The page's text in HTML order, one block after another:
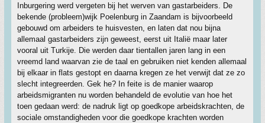
Inburgering werd vergeten bij het werven van gastarbeiders. De
bekende (probleem)wijk Poelenburg in Zaandam is bijvoorbeeld
gebouwd om arbeiders te huisvesten, en laten dat nou bijna
allemaal gastarbeiders zijn geweest, eerst uit Italië maar later
vooral uit Turkije. Die werden daar tientallen jaren lang in een
vreemd land waarvan zie de taal en gebruiken niet kenden allemaal
bij elkaar in flats gestopt en daarna kregen ze het verwijt dat ze zo
slecht integreerden. Gek he? In feite is de manier waarop
arbeidsmigranten nu worden behandeld de evolutie van hoe het
toen gedaan werd: de nadruk ligt op goedkope arbeidskrachten, de
sociale omstandigheden voor die goedkope krachten worden